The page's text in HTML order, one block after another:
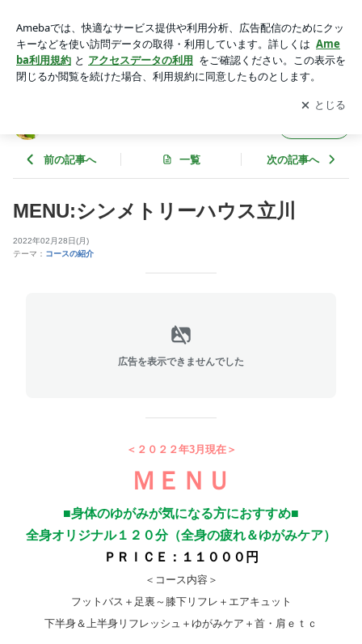
ログ
アプリをダウンロードして ブログの更新通知
を受け取りまし
ょう。
開く
前の記事へ 一覧 次の記事へ
MENU:シンメトリーハウス立川
2022年02月28日(月)
テーマ： コースの紹介
広告を表示できませんでした
＜２０２２年3月現在＞
ＭＥＮＵ
■身体のゆがみが気になる方におすすめ■
全身オリジナル１２０分（全身の疲れ＆ゆがみケア）
ＰＲＩＣＥ：１１０００円
＜コース内容＞
フットバス＋足裏～膝下リフレ＋エアキュット
下半身＆上半身リフレッシュ＋ゆがみケア＋首・肩ｅｔｃ